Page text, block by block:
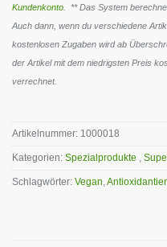
Kundenkonto . ** Das System
Auch dann, wenn du verschiedene
kostenlosen Zugaben wird ab
der Artikel mit dem niedrigsten Preis
verrechnet.
Artikelnummer: 1000018
Kategorien: Spezialprodukte ,
Schlagwörter: Vegan,